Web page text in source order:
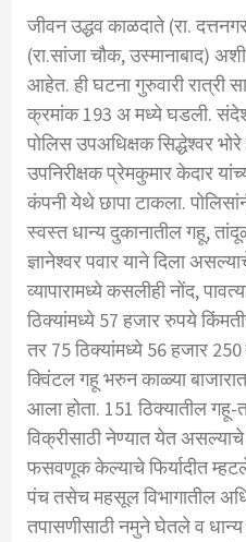
जीवन उद्धव काळदाते (रा.
(रा.सांजा चौक, उस्मानाबाद)
आहेत. ही घटना गुरुवारी रात्री
क्रमांक 193 अ मध्ये घडली. संदेश
पोलिस उपअधिक्षक सिद्धेश्वर
उपनिरीक्षक प्रेमकुमार केदार
कंपनी येथे छापा टाकला.
स्वस्त धान्य दुकानातील गहू,
ज्ञानेश्वर पवार याने दिला
व्यापारामध्ये कसलीही नोंद,
ठिक्यांमध्ये 57 हजार रुपये
तर 75 ठिक्यांमध्ये 56 हजार
क्विंटल गहू भरुन काळ्या
आला होता. 151 ठिक्यातील गहू-
विक्रीसाठी नेण्यात येत
फसवणूक केल्याचे फिर्यादीत
पंच तसेच महसूल विभागातील
तपासणीसाठी नमुने घेतले व धान्य